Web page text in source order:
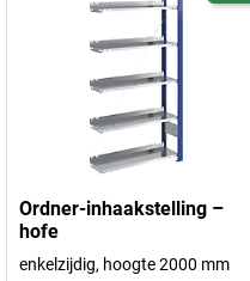
Ordner-inhaakstelling –
hofe
enkelzijdig, hoogte 2000 mm